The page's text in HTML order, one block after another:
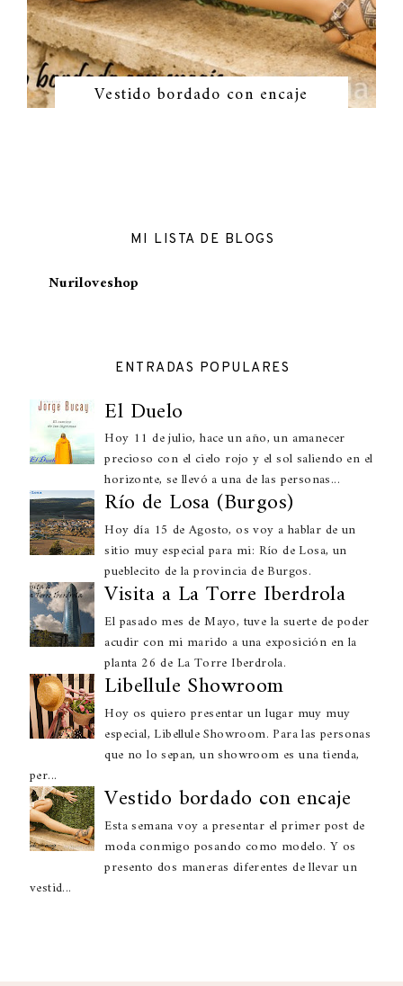
Vestido bordado con encaje
MI LISTA DE BLOGS
Nuriloveshop
ENTRADAS POPULARES
El Duelo
Hoy 11 de julio, hace un año, un amanecer
precioso con el cielo rojo y el sol saliendo en el
horizonte, se llevó a una de las personas...
Río de Losa (Burgos)
Hoy día 15 de Agosto, os voy a hablar de un
sitio muy especial para mi: Río de Losa, un
pueblecito de la provincia de Burgos.
Visita a La Torre Iberdrola
El pasado mes de Mayo, tuve la suerte de poder
acudir con mi marido a una exposición en la
planta 26 de La Torre Iberdrola.
Libellule Showroom
Hoy os quiero presentar un lugar muy muy
especial, Libellule Showroom. Para las personas
que no lo sepan, un showroom es una tienda,
per...
Vestido bordado con encaje
Esta semana voy a presentar el primer post de
moda conmigo posando como modelo. Y os
presento dos maneras diferentes de llevar un
vestid...